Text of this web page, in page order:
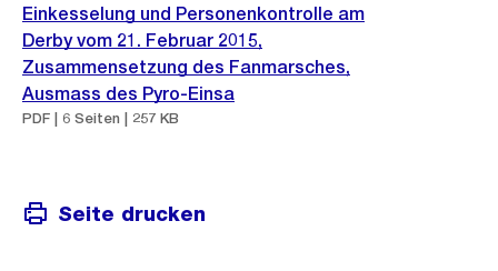
Einkesselung und Personenkontrolle am
Derby vom 21. Februar 2015,
Zusammensetzung des Fanmarsches,
Ausmass des Pyro-Einsa
PDF | 6 Seiten | 257 KB
Seite drucken